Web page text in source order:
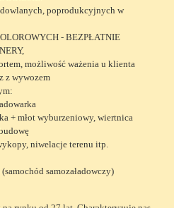
poprodukcyjnych w
- BEZPŁATNIE
możliwość ważenia u klienta
z wywozem
+ młot wyburzeniowy, wiertnica
niwelacje terenu itp.
samozaładowczy)